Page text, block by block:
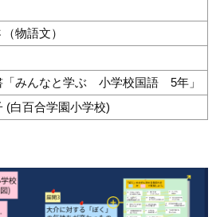
物語文）
「みんなと学ぶ 小学校国語 5年」
(白百合学園小学校)